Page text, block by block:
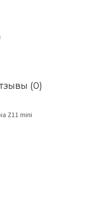
(0)
Z11 mini